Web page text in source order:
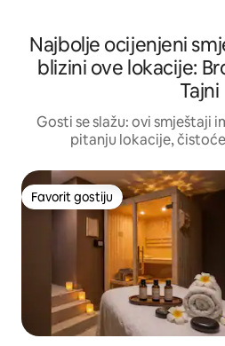
Najbolje ocijenjeni
blizini ove lokacije:
Tajni
Gosti se slažu: ovi smještaji
pitanju lokacije,
Favorit gostiju
Favorit gostiju